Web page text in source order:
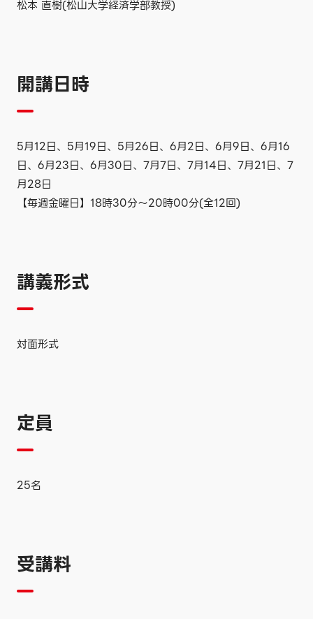
松本 直樹(松山大学経済学部教授)
開講日時
5月12日、5月19日、5月26日、6月2日、6月9日、6月16
日、6月23日、6月30日、7月7日、7月14日、7月21日、7
月28日
【毎週金曜日】18時30分～20時00分(全12回)
講義形式
対面形式
定員
25名
受講料